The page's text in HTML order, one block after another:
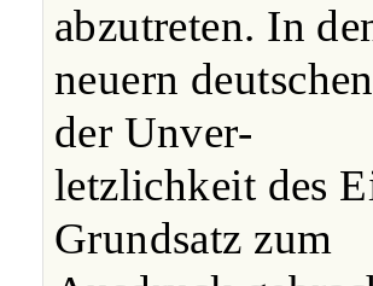
abzutreten. In
neuern
der Unver-
letzlichkeit des
Grundsatz zum